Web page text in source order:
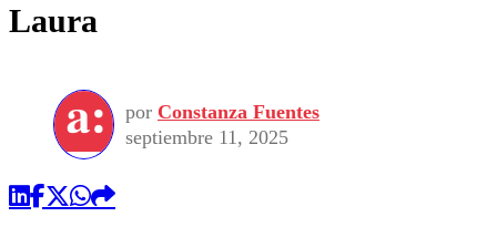
Torneo Internacional
Torneo Nacional
Internacional
Nacional
Programas
Comercial
Laura
por Constanza Fuentes
septiembre 11, 2025